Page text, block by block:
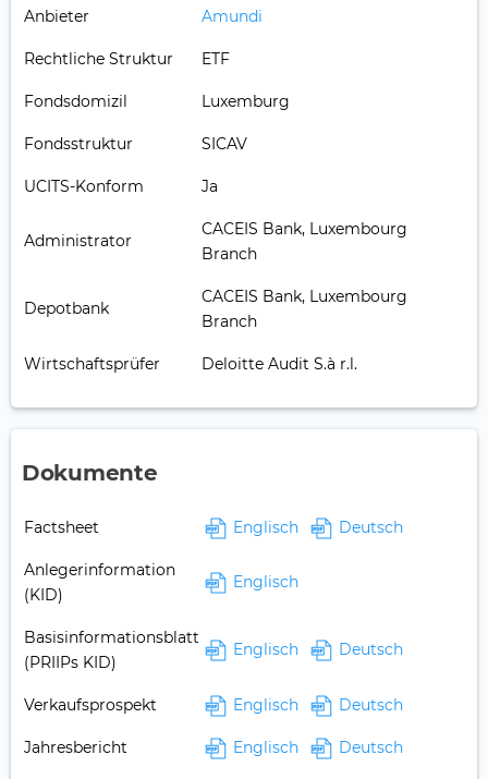
Anbieter Amundi
Rechtliche Struktur ETF
Fondsdomizil Luxemburg
Fondsstruktur SICAV
UCITS-Konform Ja
Administrator
CACEIS Bank, Luxembourg
Branch
Depotbank
CACEIS Bank, Luxembourg
Branch
Wirtschaftsprüfer Deloitte Audit S.à r.l.
Dokumente
Factsheet Englisch Deutsch
Anlegerinformation
(KID)
Englisch
Basisinformationsblatt
(PRIIPs KID)
Englisch Deutsch
Verkaufsprospekt Englisch Deutsch
Jahresbericht Englisch Deutsch